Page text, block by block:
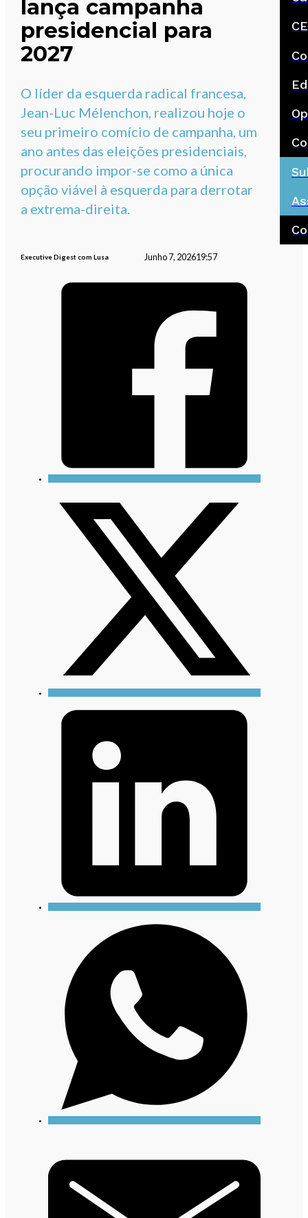
lança campanha
presidencial para
2027
O líder da esquerda radical francesa,
Jean-Luc Mélenchon, realizou hoje o
seu primeiro comício de campanha, um
ano antes das eleições presidenciais,
procurando impor-se como a única
opção viável à esquerda para derrotar
a extrema-direita.
Executive Digest com Lusa Junho 7, 202619:57